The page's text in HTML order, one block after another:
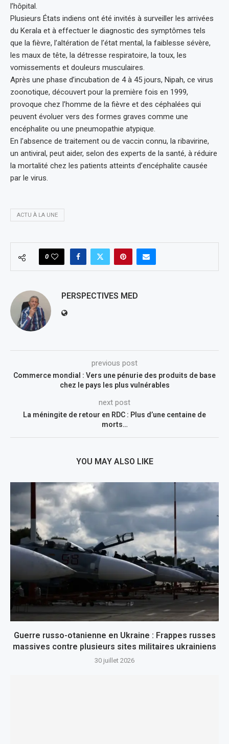
l’hôpital.
Plusieurs États indiens ont été invités à surveiller les arrivées
du Kerala et à effectuer le diagnostic des symptômes tels
que la fièvre, l’altération de l’état mental, la faiblesse sévère,
les maux de tête, la détresse respiratoire, la toux, les
vomissements et douleurs musculaires.
Après une phase d’incubation de 4 à 45 jours, Nipah, ce virus
zoonotique, découvert pour la première fois en 1999,
provoque chez l’homme de la fièvre et des céphalées qui
peuvent évoluer vers des formes graves comme une
encéphalite ou une pneumopathie atypique.
En l’absence de traitement ou de vaccin connu, la ribavirine,
un antiviral, peut aider, selon des experts de la santé, à réduire
la mortalité chez les patients atteints d’encéphalite causée
par le virus.
ACTU À LA UNE
0
PERSPECTIVES MED
previous post
Commerce mondial : Vers une pénurie des produits de base
chez le pays les plus vulnérables
next post
La méningite de retour en RDC : Plus d’une centaine de
morts…
YOU MAY ALSO LIKE
Guerre russo-otanienne en Ukraine : Frappes russes
massives contre plusieurs sites militaires ukrainiens
30 juillet 2026